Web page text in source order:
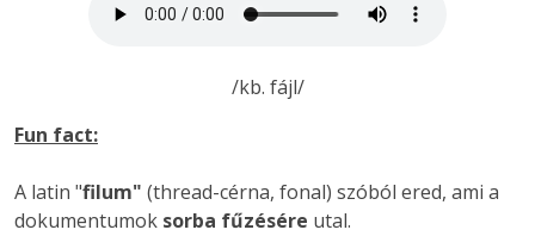
/kb. fájl/
Fun fact:
A latin "filum" (thread-cérna, fonal) szóból ered, ami a
dokumentumok sorba fűzésére utal.